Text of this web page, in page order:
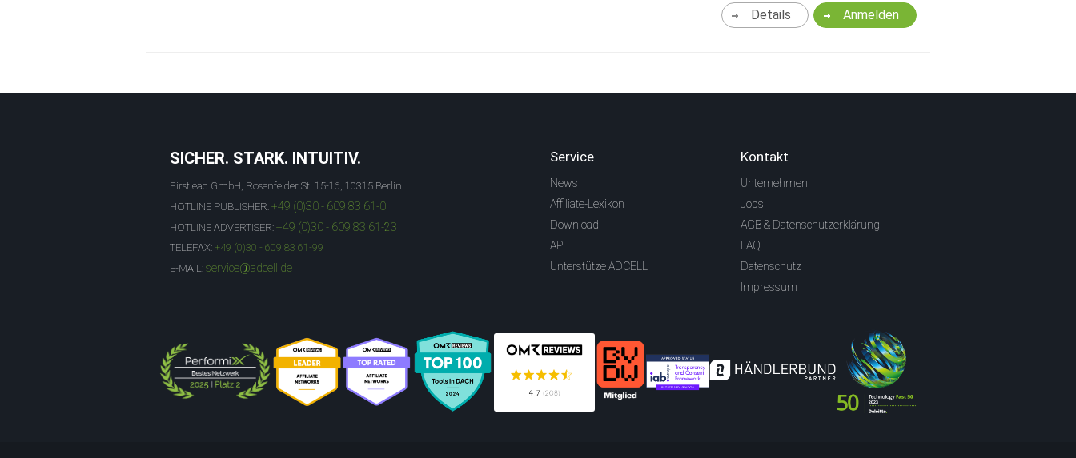
Anmelden
Details
SICHER. STARK. INTUITIV.
Firstlead GmbH, Rosenfelder St. 15-16, 10315 Berlin
HOTLINE PUBLISHER: +49 (0)30 - 609 83 61-0
HOTLINE ADVERTISER: +49 (0)30 - 609 83 61-23
TELEFAX: +49 (0)30 - 609 83 61-99
E-MAIL: service@adcell.de
Service
News
Affiliate-Lexikon
Download
API
Unterstütze ADCELL
Kontakt
Unternehmen
Jobs
AGB & Datenschutzerklärung
FAQ
Datenschutz
Impressum